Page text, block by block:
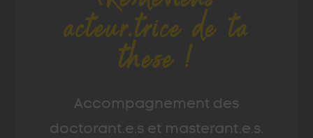
acteur.trice de ta
thèse !
Accompagnement des
doctorant.e.s et masterant.e.s.